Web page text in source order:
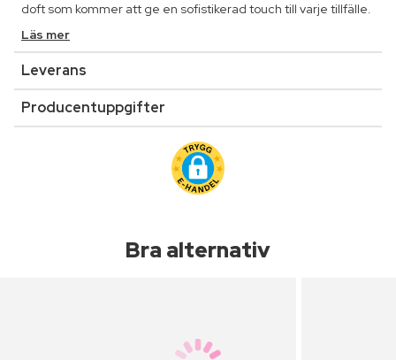
doft som kommer att ge en sofistikerad touch till varje tillfälle.
Läs mer
Leverans
Producentuppgifter
Bra alternativ